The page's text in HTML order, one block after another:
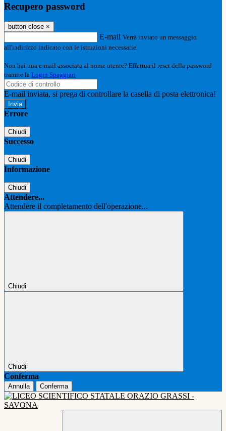
Recupero password
button close ×
E-mail Verrà inviato un messaggio
all'indirizzo indicato con le istruzioni necessarie.
Non hai una e-mail associata al nome utente? Effettua il reset della password
tramite la Login Spaggiari
E-mail inviata, si prega di controllare la casella di posta elettronica!
Errore
Chiudi
Successo
Chiudi
Informazione
Chiudi
Attendere...
Attendere il completamento dell'operazione...
Chiudi
Chiudi
Conferma
Annulla Conferma